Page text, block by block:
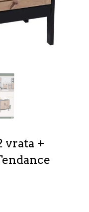
vrata +